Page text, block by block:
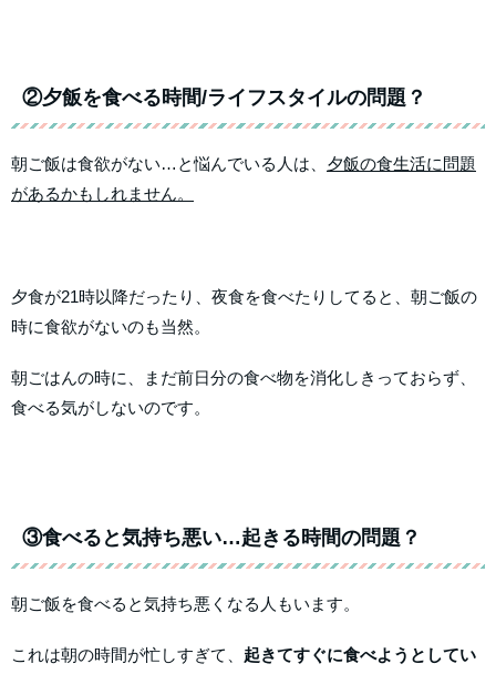
②夕飯を食べる時間/ライフスタイルの問題？
朝ご飯は食欲がない…と悩んでいる人は、 夕飯の食生活に問題
があるかもしれません。
夕食が21時以降だったり、夜食を食べたりしてると、朝ご飯の
時に食欲がないのも当然。
朝ごはんの時に、まだ前日分の食べ物を消化しきっておらず、
食べる気がしないのです。
③食べると気持ち悪い…起きる時間の問題？
朝ご飯を食べると気持ち悪くなる人もいます。
これは朝の時間が忙しすぎて、 起きてすぐに食べようとしてい